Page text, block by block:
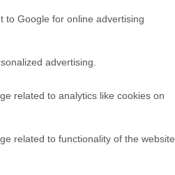
to Google for online advertising
advertising.
related to analytics like cookies on
related to functionality of the website
tóban. A fenyők
ami táplálék a vízben
róla.